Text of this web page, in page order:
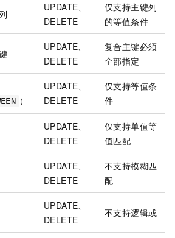
UPDATE、
DELETE
仅支持主键列
的等值条件
UPDATE、
DELETE
复合主键必须
全部指定
）
UPDATE、
DELETE
仅支持等值条
件
UPDATE、
DELETE
仅支持单值等
值匹配
UPDATE、
DELETE
不支持模糊匹
配
UPDATE、
DELETE
不支持逻辑或